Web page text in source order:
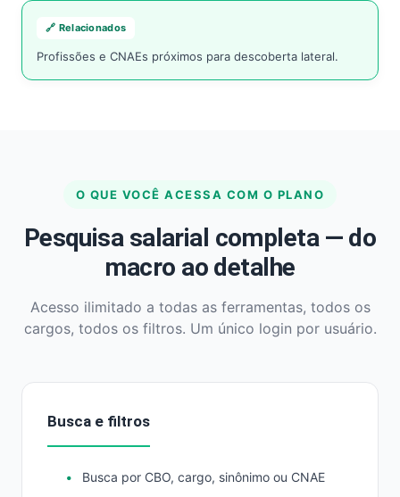
🔗 Relacionados
Profissões e CNAEs próximos para descoberta lateral.
O QUE VOCÊ ACESSA COM O PLANO
Pesquisa salarial completa — do
macro ao detalhe
Acesso ilimitado a todas as ferramentas, todos os
cargos, todos os filtros. Um único login por usuário.
Busca e filtros
Busca por CBO, cargo, sinônimo ou CNAE